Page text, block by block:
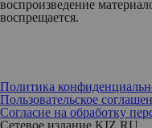
воспроизведение
воспрещается.
Политика
Пользовательское
Согласие на обработку
Сетевое издание KIZ.RU